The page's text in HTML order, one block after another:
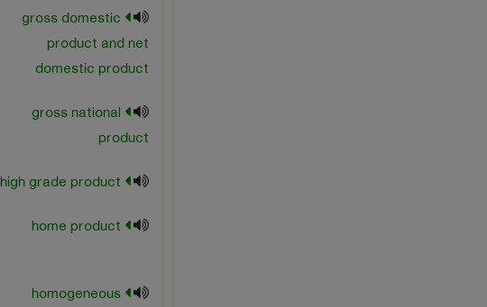
gross domestic
product and net
domestic product
gross national
product
homogeneous